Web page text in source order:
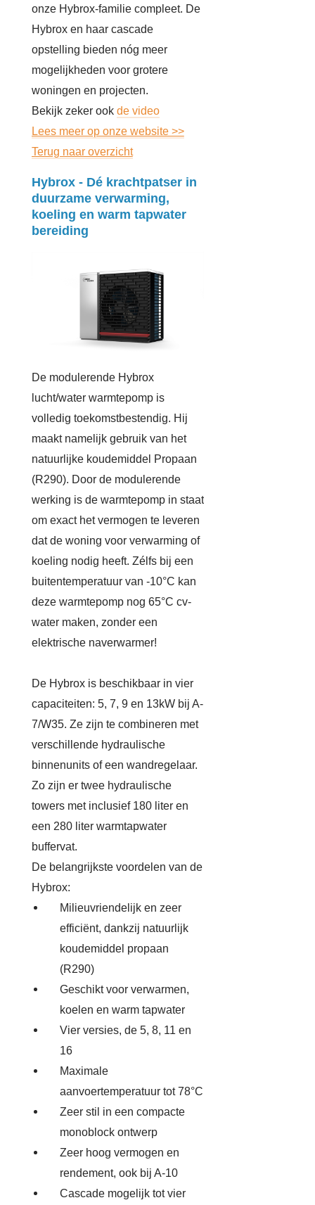
onze Hybrox-familie compleet. De
Hybrox en haar cascade
opstelling bieden nóg meer
mogelijkheden voor grotere
woningen en projecten.
Bekijk zeker ook de video
Lees meer op onze website >>
Terug naar overzicht
Hybrox - Dé krachtpatser in
duurzame verwarming,
koeling en warm tapwater
bereiding
De modulerende Hybrox
lucht/water warmtepomp is
volledig toekomstbestendig. Hij
maakt namelijk gebruik van het
natuurlijke koudemiddel Propaan
(R290). Door de modulerende
werking is de warmtepomp in staat
om exact het vermogen te leveren
dat de woning voor verwarming of
koeling nodig heeft. Zélfs bij een
buitentemperatuur van -10°C kan
deze warmtepomp nog 65°C cv-
water maken, zonder een
elektrische naverwarmer!
De Hybrox is beschikbaar in vier
capaciteiten: 5, 7, 9 en 13kW bij A-
7/W35. Ze zijn te combineren met
verschillende hydraulische
binnenunits of een wandregelaar.
Zo zijn er twee hydraulische
towers met inclusief 180 liter en
een 280 liter warmtapwater
buffervat.
De belangrijkste voordelen van de
Hybrox:
Milieuvriendelijk en zeer
efficiënt, dankzij natuurlijk
koudemiddel propaan
(R290)
Geschikt voor verwarmen,
koelen en warm tapwater
Vier versies, de 5, 8, 11 en
16
Maximale
aanvoertemperatuur tot 78°C
Zeer stil in een compacte
monoblock ontwerp
Zeer hoog vermogen en
rendement, ook bij A-10
Cascade mogelijk tot vier